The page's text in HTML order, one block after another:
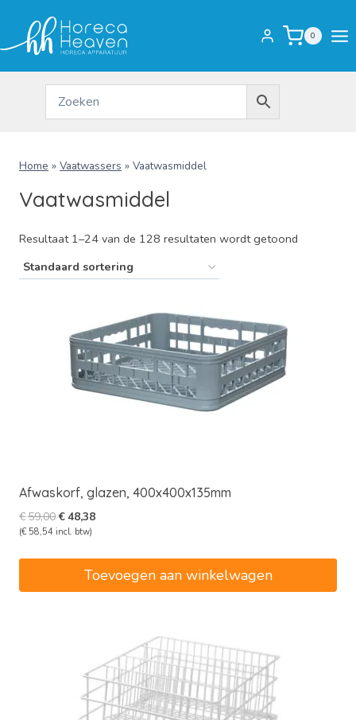
inhoud
0
Home » Vaatwassers » Vaatwasmiddel
Vaatwasmiddel
Resultaat 1–24 van de 128 resultaten wordt getoond
Afwaskorf, glazen, 400x400x135mm
€59,00Oorspronkelijke
prijs
€48,38Huidige
(€ 58,54 incl. btw)
Toevoegen aan winkelwagen